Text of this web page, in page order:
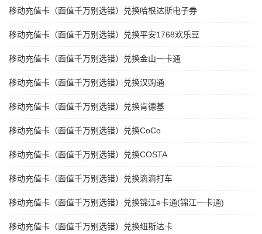
移动充值卡（面值千万别选错）兑换哈根达斯电子券
移动充值卡（面值千万别选错）兑换平安1768欢乐豆
移动充值卡（面值千万别选错）兑换金山一卡通
移动充值卡（面值千万别选错）兑换汉购通
移动充值卡（面值千万别选错）兑换肯德基
移动充值卡（面值千万别选错）兑换CoCo
移动充值卡（面值千万别选错）兑换COSTA
移动充值卡（面值千万别选错）兑换滴滴打车
移动充值卡（面值千万别选错）兑换锦江e卡通(锦江一卡通)
移动充值卡（面值千万别选错）兑换纽斯达卡